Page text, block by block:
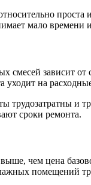
мало времени
смесей зависит
уходит на
трудозатратны и
сроки ремонта.
чем цена
помещений